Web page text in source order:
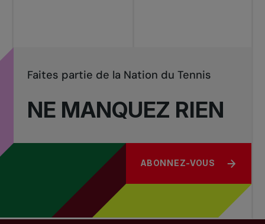
NE MANQUEZ RIEN
Faites partie de la Nation du Tennis
ABONNEZ-VOUS